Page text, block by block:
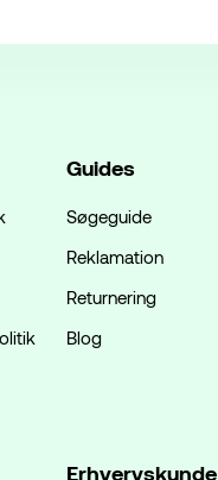
Guides
Søgeguide
Reklamation
Returnering
Blog
Erhvervskunde